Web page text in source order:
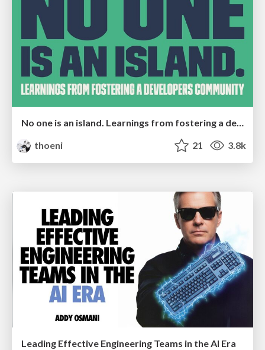
thoeni
21 3.8k
Leading Effective Engineering Teams in the AI Era